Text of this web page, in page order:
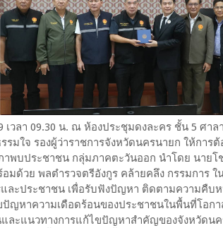
เวลา 09.30 น. ณ ห้องประชุมดงละคร ชั้น 5 ศา
รมใจ รองผู้ว่าราชการจังหวัดนครนายก ให้กา
พบประชาชน กลุ่มภาคตะวันออก นำโดย นายโ
มด้วย พลตำรวจตรีอังกูร คล้ายคลึง กรรมการ
ละประชาชน เพื่อรับฟังปัญหา ติดตามความคืบ
ญหาความเดือดร้อนของประชาชนในพื้นที่โอก
และแนวทางการแก้ไขปัญหาสำคัญของจังหวัดน